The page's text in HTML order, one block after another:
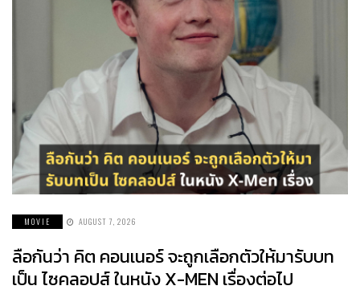
MOVIE AUGUST 7, 2026
ลือกันว่า คิต คอนเนอร์ จะถูกเลือกตัวให้มารับบท
เป็น ไซคลอปส์ ในหนัง X-MEN เรื่องต่อไป